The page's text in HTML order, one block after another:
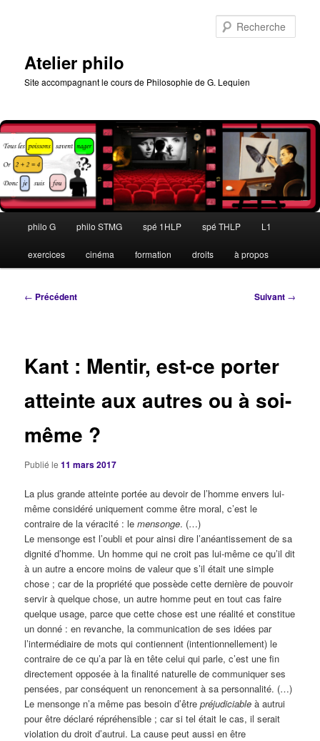
Atelier philo
Site accompagnant le cours de Philosophie de G. Lequien
principal
philo G philo STMG spé 1HLP spé THLP L1
exercices cinéma formation droits à propos
Navigation
← Précédent Suivant →
Kant : Mentir, est-ce porter
atteinte aux autres ou à soi-
même ?
Publié le11 mars 2017
La plus grande atteinte portée au devoir de l’homme envers lui-
même considéré uniquement comme être moral, c’est le
contraire de la véracité : lemensonge. (…)
Le mensonge est l’oubli et pour ainsi dire l’anéantissement de sa
dignité d’homme. Un homme qui ne croit pas lui-même ce qu’il dit
à un autre a encore moins de valeur que s’il était une simple
chose ; car de la propriété que possède cette dernière de pouvoir
servir à quelque chose, un autre homme peut en tout cas faire
quelque usage, parce que cette chose est une réalité et constitue
un donné : en revanche, la communication de ses idées par
l’intermédiaire de mots qui contiennent (intentionnellement) le
contraire de ce qu’a par là en tête celui qui parle, c’est une fin
directement opposée à la finalité naturelle de communiquer ses
pensées, par conséquent un renoncement à sa personnalité. (…)
Le mensonge n’a même pas besoin d’êtrepréjudiciable à autrui
pour être déclaré répréhensible ; car si tel était le cas, il serait
violation du droit d’autrui. La cause peut aussi en être